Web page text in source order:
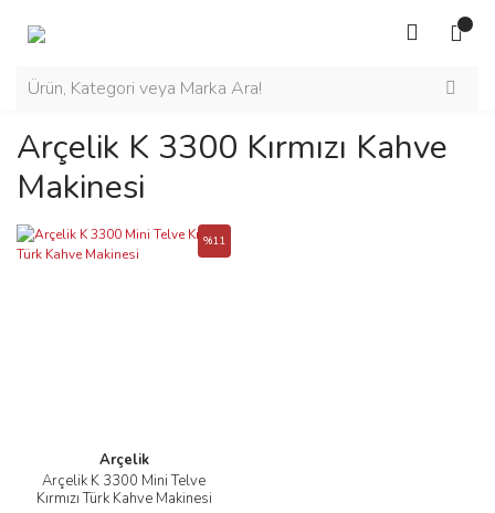
Arçelik K 3300 Kırmızı Kahve
Makinesi
Arçelik
Arçelik K 3300 Mini Telve
Kırmızı Türk Kahve Makinesi
%11